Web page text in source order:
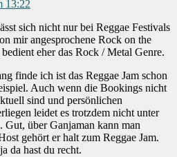
13:22
sich nicht nur bei Reggae Festivals
mir angesprochene Rock on the
eher das Rock / Metal Genre.
finde ich ist das Reggae Jam schon
Auch wenn die Bookings nicht
sind und persönlichen
leidet es trotzdem nicht unter
Gut, über Ganjaman kann man
gehört er halt zum Reggae Jam.
da hast du recht.